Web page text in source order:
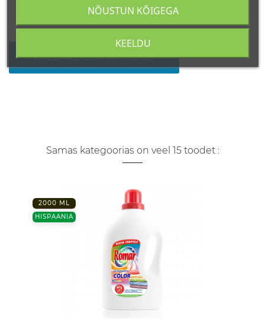
KIRJUTAGE OMA ARVUSTUS
Samas kategoorias on veel 15 toodet :
2000 ML
HISPAANIA
KEELDU
NÕUSTUN KÕIGEGA